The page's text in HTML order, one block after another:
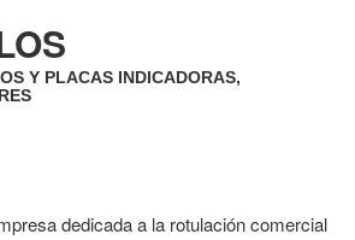
Y PLACAS INDICADORAS,
dedicada a la rotulación comercial